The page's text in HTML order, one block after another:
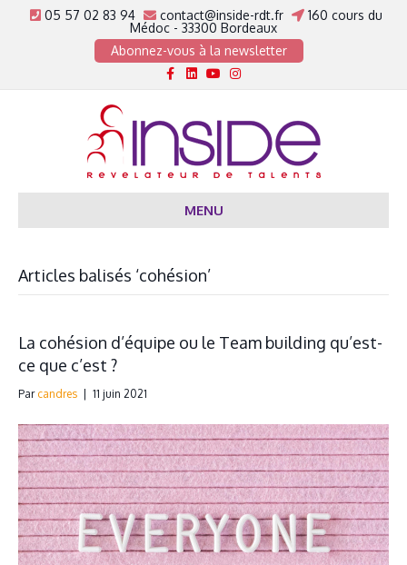
05 57 02 83 94 contact@inside-rdt.fr
160 cours du
Médoc - 33300 Bordeaux
Abonnez-vous à la newsletter
Facebook
LinkedinYoutube
Instagram
MENU
Articles balisés ‘cohésion’
La cohésion d’équipe ou le Team building qu’est-
ce que c’est ?
Par candres 11 juin 2021